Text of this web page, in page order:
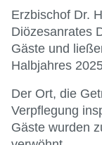
Erzbischof Dr.
Diözesanrates
Gäste und
Halbjahres
Der Ort, die
Verpflegung
Gäste wurden